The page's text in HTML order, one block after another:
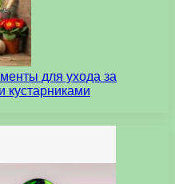
для ухода за
кустарниками